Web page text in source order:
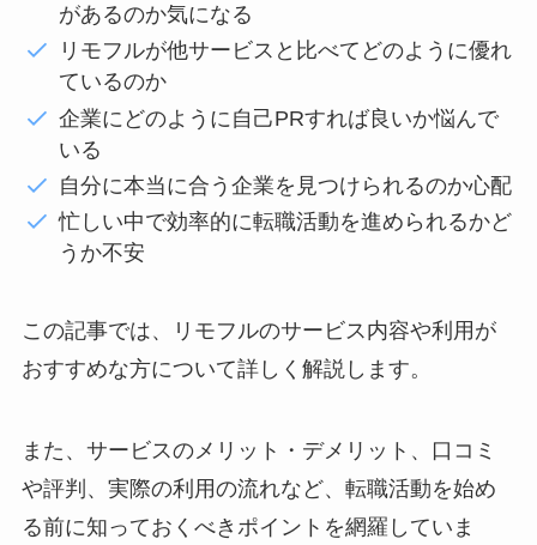
があるのか気になる
リモフルが他サービスと比べてどのように優れ
ているのか
企業にどのように自己PRすれば良いか悩んで
いる
自分に本当に合う企業を見つけられるのか心配
忙しい中で効率的に転職活動を進められるかど
うか不安
この記事では、リモフルのサービス内容や利用が
おすすめな方について詳しく解説します。
また、サービスのメリット・デメリット、口コミ
や評判、実際の利用の流れなど、転職活動を始め
る前に知っておくべきポイントを網羅していま